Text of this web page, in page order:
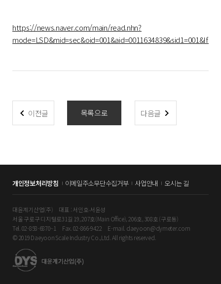
https://news.naver.com/main/read.nhn?
이전글 목록으로 다음글
개인정보처리방침 이메일주소무단수집거부 사업안내 오시는 길
대윤계기산업(주)
대표 : 서인호∙서윤성
서울 구로구 디지털로31길 19, 207호(Main Office), 206호, 308호 (구로동)
Tel. 02-858-6870~1
Fax. 02-866-9422
E-mail. daeyoon@dymeter.com
© 2019 Daeyoon Scale Industry Co.,Ltd. All rights reserved.